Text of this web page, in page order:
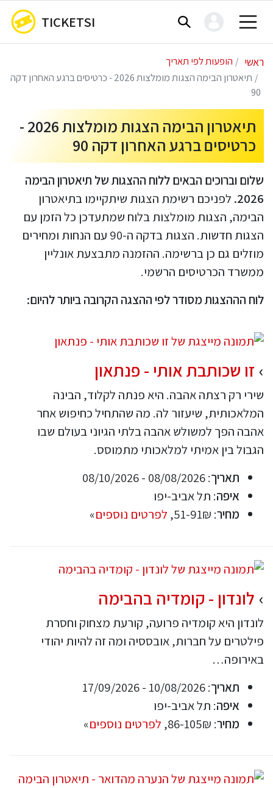
TICKETSI
ראשי
הופעות לפי תאריך
תיאטרון הבימה הצגות מומלצות 2026 - כרטיסים ברגע האחרון דקה
90
תיאטרון הבימה הצגות מומלצות 2026 -
כרטיסים ברגע האחרון דקה 90
שלום וברוכים הבאים ללוח ההצגות של תיאטרון הבימה
2026. לפניכם רשימת הצגות שיתקיימו בתיאטרון
הבימה, הצגות מומלצות בלוח שמתעדכן כל הזמן עם
הצגות חדשות. הצגות בדקה ה-90 עם הנחות ומחירים
מוזלים גם כן ברשימה. ההזמנה מתבצעת אונליין
ממשרד הכרטיסים הרשמי.
לוח הההצגות מסודר לפי ההצגה הקרובה ביותר להיום:
זו שכותבת אותי - פנתאון
שירי רק רצתה אהבה. היא פנתה לקלוד, הבינה
המלאכותית, שיעזור לה. מה שהתחיל כחיפוש אחר
אהבה הפך למשולש אהבה בלתי הגיוני בעולם שבו
הגבול בין אמיתי למלאכותי מתמוסס.
תאריך: 08/08/2026 - 08/10/2026
איפה: תל אביב-יפו
מחיר: 51-91₪, לפרטים נוספים»
לונדון - קומדיה בהבימה
לונדון היא קומדיה פרועה, קורעת מצחוק וחסרת
פילטרים על חברות, אובססיה ומה זה להיות יהודי
באירופה…
תאריך: 10/08/2026 - 17/09/2026
איפה: תל אביב-יפו
מחיר: 86-105₪, לפרטים נוספים»